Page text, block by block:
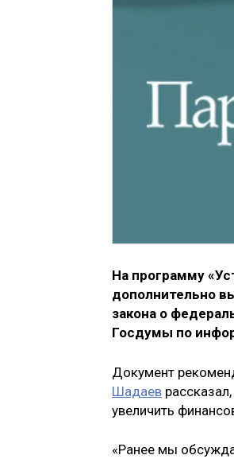
На программу
дополнительно
закона о
Госдумы по
Документ
Шадаев
увеличить
«Ранее мы